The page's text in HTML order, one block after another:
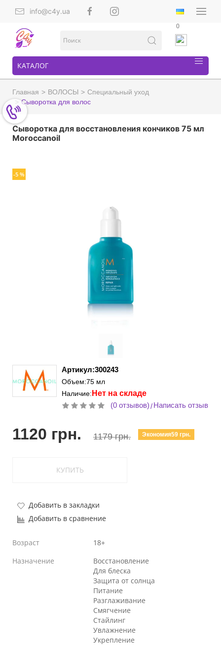
info@c4y.ua
0
КАТАЛОГ
Главная ВОЛОСЫ
Специальный уход
Сыворотка для волос
Сыворотка для восстановления кончиков 75 мл
Moroccanoil
-5 %
Артикул:300243
Объем:75 мл
Наличие: Нет на складе
(0 отзывов)/Написать отзыв
1120 грн. 1179 грн. Экономия59 грн.
КУПИТЬ
Добавить в закладки
Добавить в сравнение
Возраст
18+
Назначение
Восстановление
Для блеска
Защита от солнца
Питание
Разглаживание
Смягчение
Стайлинг
Увлажнение
Укрепление